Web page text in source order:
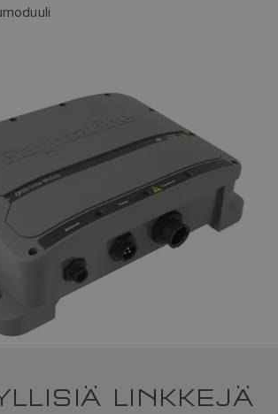
LINKKEJÄ